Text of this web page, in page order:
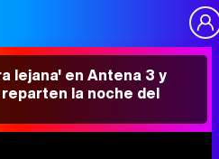
lejana' en Antena 3 y
reparten la noche del